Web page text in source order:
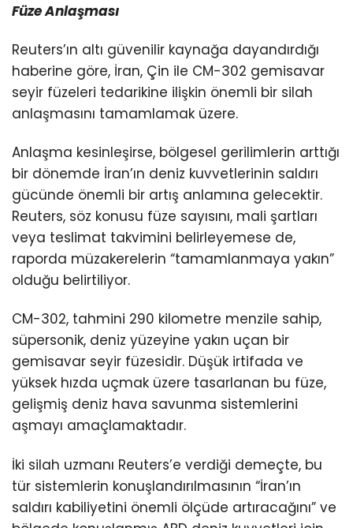
Füze Anlaşması
Reuters’ın altı güvenilir kaynağa dayandırdığı
haberine göre, İran, Çin ile CM-302 gemisavar
seyir füzeleri tedarikine ilişkin önemli bir silah
anlaşmasını tamamlamak üzere.
Anlaşma kesinleşirse, bölgesel gerilimlerin arttığı
bir dönemde İran’ın deniz kuvvetlerinin saldırı
gücünde önemli bir artış anlamına gelecektir.
Reuters, söz konusu füze sayısını, mali şartları
veya teslimat takvimini belirleyemese de,
raporda müzakerelerin “tamamlanmaya yakın”
olduğu belirtiliyor.
CM-302, tahmini 290 kilometre menzile sahip,
süpersonik, deniz yüzeyine yakın uçan bir
gemisavar seyir füzesidir. Düşük irtifada ve
yüksek hızda uçmak üzere tasarlanan bu füze,
gelişmiş deniz hava savunma sistemlerini
aşmayı amaçlamaktadır.
İki silah uzmanı Reuters’e verdiği demeçte, bu
tür sistemlerin konuşlandırılmasının “İran’ın
saldırı kabiliyetini önemli ölçüde artıracağını” ve